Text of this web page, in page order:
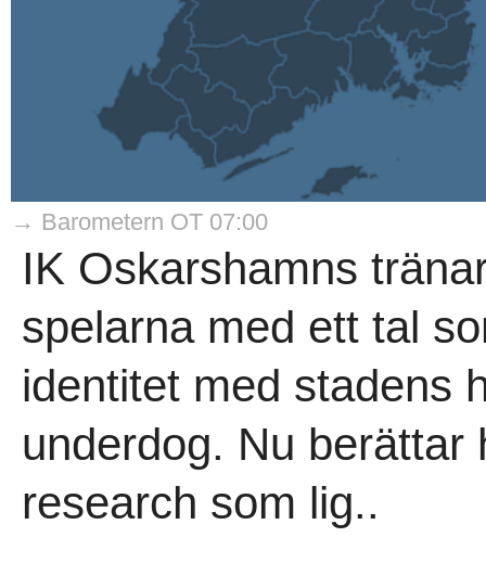
→ Barometern OT 07:00
IK Oskarshamns
spelarna med ett tal
identitet med stadens
underdog. Nu berättar
research som lig..